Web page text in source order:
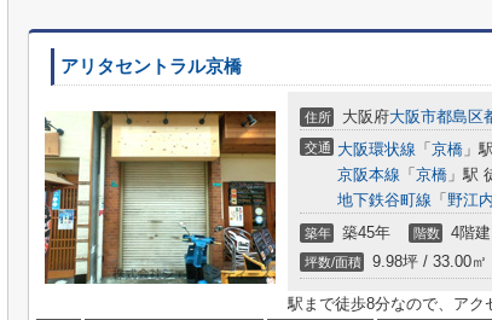
アリタセントラル京橋
住所 大阪府大阪市都島区
交通 大阪環状線 「 京橋 」
京阪本線 「 京橋 」駅
地下鉄谷町線 「 野江
築年 築45年 階数 4階建
坪数/面積 9.98坪 / 33.00㎡
駅まで徒歩8分なので、アク